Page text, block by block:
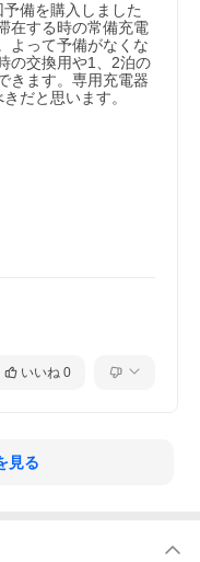
備を購入しました
在する時の常備充電
よって予備がなくな
の交換用や1、2泊の
きます。専用充電器
だと思います。
いいね 0
見る